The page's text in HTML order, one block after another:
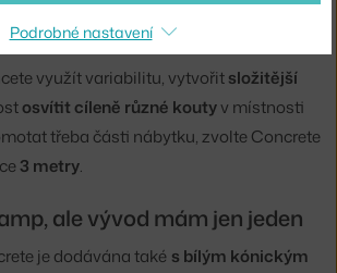
kjednoduchému propletenínebo
využít variabilitu, vytvořitsložitější
osvítit cíleně různé koutyv místnosti
třeba části nábytku, zvolte Concrete
3 metry.
ale vývod mám jen jeden
je dodávána také s bílým kónickým
Podrobné nastavení